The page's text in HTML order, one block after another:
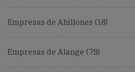
Empresas de Ahillones (18)
Empresas de Alange (79)